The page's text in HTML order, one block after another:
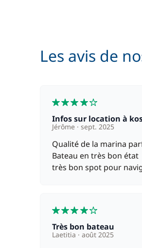
Les avis de
Infos sur location à
Jérôme sept. 2025
Qualité de la marina
Bateau en très bon état
très bon spot pour
Très bon bateau
Laetitia août 2025